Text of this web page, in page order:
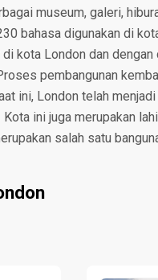
museum, galeri,
bahasa digunakan di
kota London dan
pembangunan
ini, London telah
ini juga merupakan
salah satu